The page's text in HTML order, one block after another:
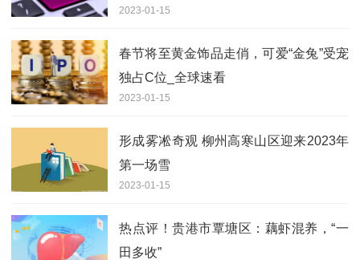
2023-01-15
春节将至黄金饰品走俏，可爱“金兔”受宠
独占C位_全球速看
2023-01-15
形成雾凇奇观 柳州高寒山区迎来2023年
第一场雪
2023-01-15
热点评！贵港市覃塘区：藕虾混养，“一
田多收”